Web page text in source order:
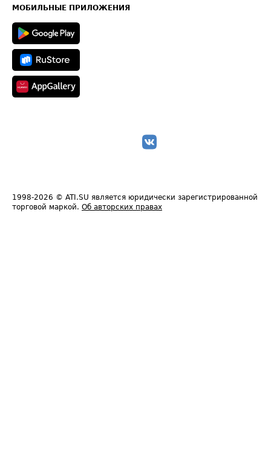
Техническая информация
МОБИЛЬНЫЕ ПРИЛОЖЕНИЯ
1998-2026 © ATI.SU является юридически зарегистрированной
торговой маркой. Об авторских правах